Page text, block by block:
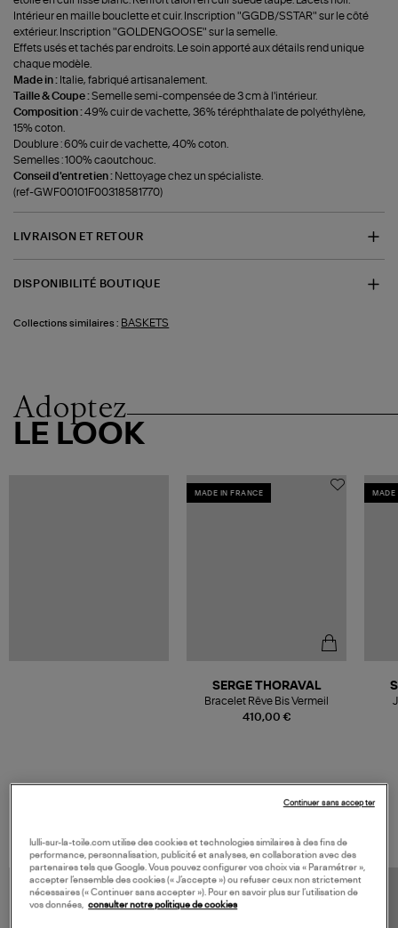
Intérieur en maille bouclette et cuir. Inscription "GGDB/SSTAR" sur le côté
extérieur. Inscription "GOLDENGOOSE" sur la semelle.
Effets usés et tachés par endroits. Le soin apporté aux détails rend unique
chaque modèle.
Made in : Italie, fabriqué artisanalement.
Taille & Coupe :Semelle semi-compensée de 3 cm à l'intérieur.
Composition :49% cuir de vachette, 36% téréphthalate de polyéthylène,
15% coton.
Doublure : 60% cuir de vachette, 40% coton.
Semelles : 100% caoutchouc.
Conseil d'entretien : Nettoyage chez un spécialiste.
(ref-GWF00101F00318581770)
LIVRAISON ET RETOUR
DISPONIBILITÉ BOUTIQUE
Collections similaires : BASKETS
Adoptez
LE LOOK
MADE IN FRANCE
410,00 €
SERGE THORAVAL
Bracelet Rêve Bis Vermeil
MADE
lulli-sur-la-toile.com utilise des cookies et technologies similaires à des fins de
performance, personnalisation, publicité et analyses, en collaboration avec des
partenaires tels que Google. Vous pouvez configurer vos choix via « Paramétrer »,
accepter l’ensemble des cookies (« J’accepte ») ou refuser ceux non strictement
nécessaires (« Continuer sans accepter »). Pour en savoir plus sur l’utilisation de
vos données,
consulter notre politique de cookies
Continuer sans accepter